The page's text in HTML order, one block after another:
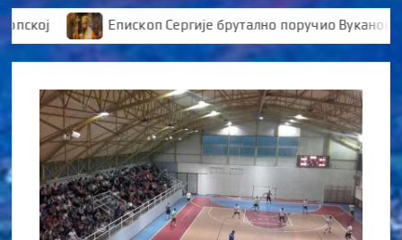
Епископ Сергије брутално поручио